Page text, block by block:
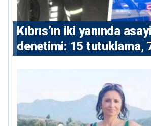
Kıbrıs’ın iki yanında
denetimi: 15 tutuklama,